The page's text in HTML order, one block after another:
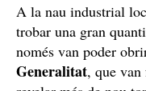
A la nau industrial
trobar una gran
només van poder
Generalitat, que van